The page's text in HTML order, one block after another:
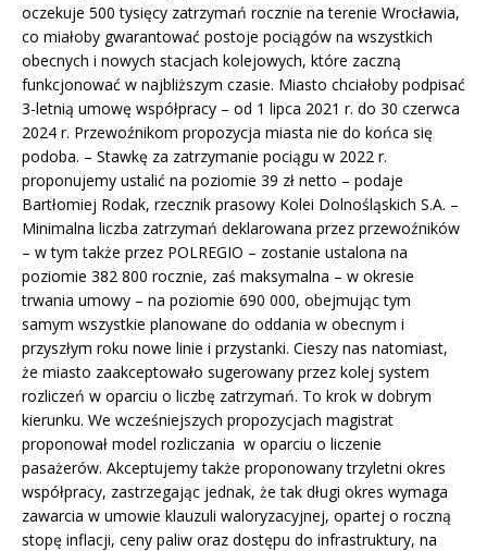
oczekuje 500 tysięcy zatrzymań rocznie na terenie Wrocławia,
co miałoby gwarantować postoje pociągów na wszystkich
obecnych i nowych stacjach kolejowych, które zaczną
funkcjonować w najbliższym czasie. Miasto chciałoby podpisać
3-letnią umowę współpracy – od 1 lipca 2021 r. do 30 czerwca
2024 r. Przewoźnikom propozycja miasta nie do końca się
podoba. – Stawkę za zatrzymanie pociągu w 2022 r.
proponujemy ustalić na poziomie 39 zł netto – podaje
Bartłomiej Rodak, rzecznik prasowy Kolei Dolnośląskich S.A. –
Minimalna liczba zatrzymań deklarowana przez przewoźników
– w tym także przez POLREGIO – zostanie ustalona na
poziomie 382 800 rocznie, zaś maksymalna – w okresie
trwania umowy – na poziomie 690 000, obejmując tym
samym wszystkie planowane do oddania w obecnym i
przyszłym roku nowe linie i przystanki. Cieszy nas natomiast,
że miasto zaakceptowało sugerowany przez kolej system
rozliczeń w oparciu o liczbę zatrzymań. To krok w dobrym
kierunku. We wcześniejszych propozycjach magistrat
proponował model rozliczania w oparciu o liczenie
pasażerów. Akceptujemy także proponowany trzyletni okres
współpracy, zastrzegając jednak, że tak długi okres wymaga
zawarcia w umowie klauzuli waloryzacyjnej, opartej o roczną
stopę inflacji, ceny paliw oraz dostępu do infrastruktury, na